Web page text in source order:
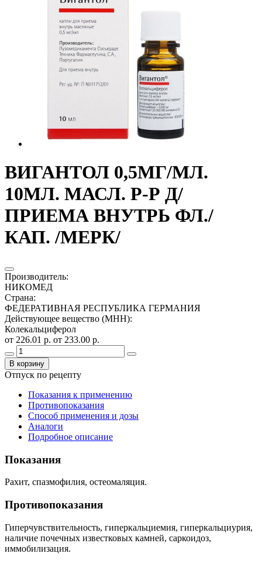
ВИГАНТОЛ 0,5МГ/МЛ.
10МЛ. МАСЛ. Р-Р Д/
ПРИЕМА ВНУТРЬ ФЛ./
КАП. /МЕРК/
Производитель:
НИКОМЕД
Страна:
ФЕДЕРАТИВНАЯ РЕСПУБЛИКА ГЕРМАНИЯ
Действующее вещество (МНН):
Колекальциферол
от 226.01 р. от 233.00 р.
В корзину
Отпуск по рецепту
Показания к применению
Противопоказания
Способ применения и дозы
Аналоги
Подробное описание
Показания
Рахит, спазмофилия, остеомаляция.
Противопоказания
Гиперчувствительность, гиперкальциемия, гиперкальциурия,
наличие почечных известковых камней, саркоидоз,
иммобилизация.